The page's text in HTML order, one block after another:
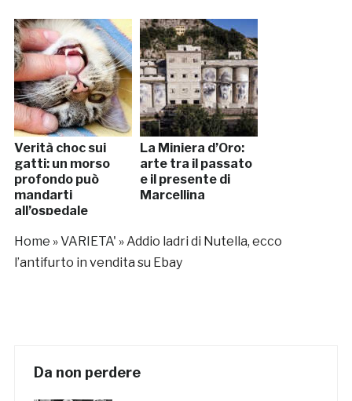
Verità choc sui
gatti: un morso
profondo può
mandarti
all’ospedale
La Miniera d’Oro:
arte tra il passato
e il presente di
Marcellina
Home »VARIETA' »Addio ladri di Nutella, ecco
l’antifurto in vendita su Ebay
Da non perdere